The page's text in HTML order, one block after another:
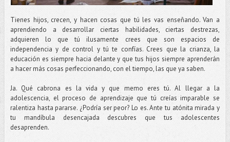
Tienes hijos, crecen, y hacen cosas que tú les vas enseñando. Van a
aprendiendo a desarrollar ciertas habilidades, ciertas destrezas,
adquieren lo que tú ilusamente crees que son espacios de
independencia y de control y tú te confías. Crees que la crianza, la
educación es siempre hacia delante y que tus hijos siempre aprenderán
a hacer más cosas perfeccionando, con el tiempo, las que ya saben.
Ja. Qué cabrona es la vida y que memo eres tú. Al llegar a la
adolescencia, el proceso de aprendizaje que tú creías imparable se
ralentiza hasta pararse. ¿Podría ser peor? Lo es. Ante tu atónita mirada y
tu mandíbula desencajada descubres que tus adolescentes
desaprenden.